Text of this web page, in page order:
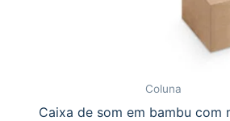
Coluna
Caixa de som em bambu com